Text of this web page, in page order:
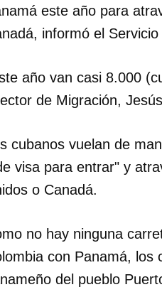
este año para
informó el
año van casi 8.000
de Migración,
cubanos vuelan de
visa para entrar" y
o Canadá.
no hay ninguna
con Panamá, los
del pueblo